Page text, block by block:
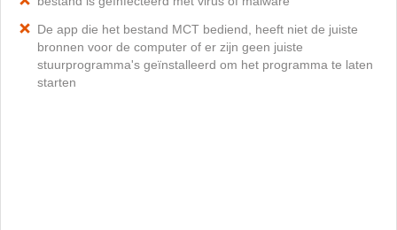
De app die het bestand MCT bediend, heeft niet de juiste
bronnen voor de computer of er zijn geen juiste
stuurprogramma's geïnstalleerd om het programma te laten
starten